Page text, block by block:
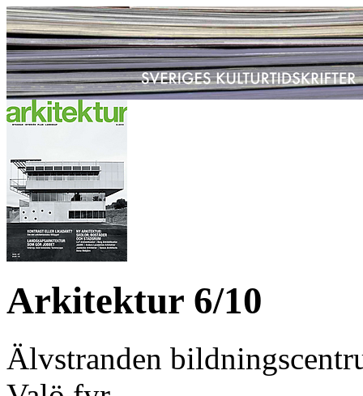
Arkitektur 6/10
Älvstranden